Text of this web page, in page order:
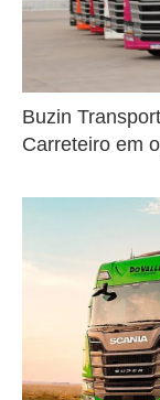
Buzin
Carreteiro em